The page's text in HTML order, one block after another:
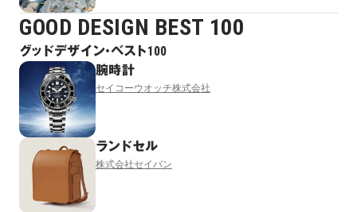
社梓設計
GOOD DESIGN BEST 100
グッドデザイン・ベスト100
腕時計
セイコーウオッチ株式会社
ランドセル
株式会社セイバン